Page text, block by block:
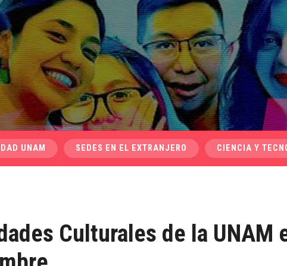
UNAM SEDES EN EL EXTRANJERO CIENCIA Y
Culturales de la UNAM